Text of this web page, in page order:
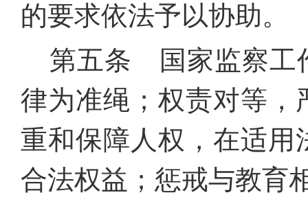
的要求依法予以协助。
第五条 国家监察工
律为准绳；权责对等，
重和保障人权，在适
合法权益；惩戒与教育